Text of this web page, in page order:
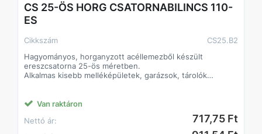
CS 25-ÖS HORG CSATORNABILINCS 110-
ES
Cikkszám
CS25.B2
Hagyományos, horganyzott acéllemezből készült
ereszcsatorna 25-ös méretben.
Alkalmas kisebb melléképületek, garázsok, tárolók
színű és anyagú tetőfelülethez.
ragasztó-tömítőanyagok felhasználásával.
A lefolyórendszerben használatos hattyúnyak és
Van raktáron
Nettó ár:
717,75 Ft